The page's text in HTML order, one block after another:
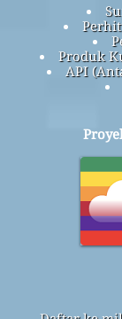
Produk
API